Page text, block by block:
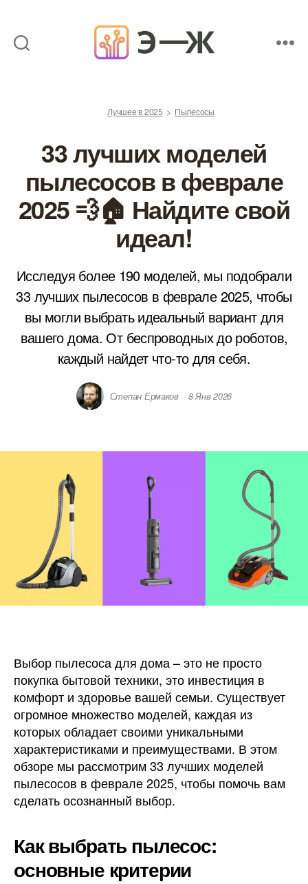
экспертов
Лучшее в 2025 Пылесосы
33 лучших моделей
пылесосов в феврале
2025 💨🏠 Найдите свой
идеал!
Исследуя более 190 моделей, мы подобрали
33 лучших пылесосов в феврале 2025, чтобы
вы могли выбрать идеальный вариант для
вашего дома. От беспроводных до роботов,
каждый найдет что-то для себя.
Степан Ермаков 8 Янв 2026
Выбор пылесоса для дома – это не просто
покупка бытовой техники, это инвестиция в
комфорт и здоровье вашей семьи. Существует
огромное множество моделей, каждая из
которых обладает своими уникальными
характеристиками и преимуществами. В этом
обзоре мы рассмотрим 33 лучших моделей
пылесосов в феврале 2025, чтобы помочь вам
сделать осознанный выбор.
Как выбрать пылесос:
основные критерии